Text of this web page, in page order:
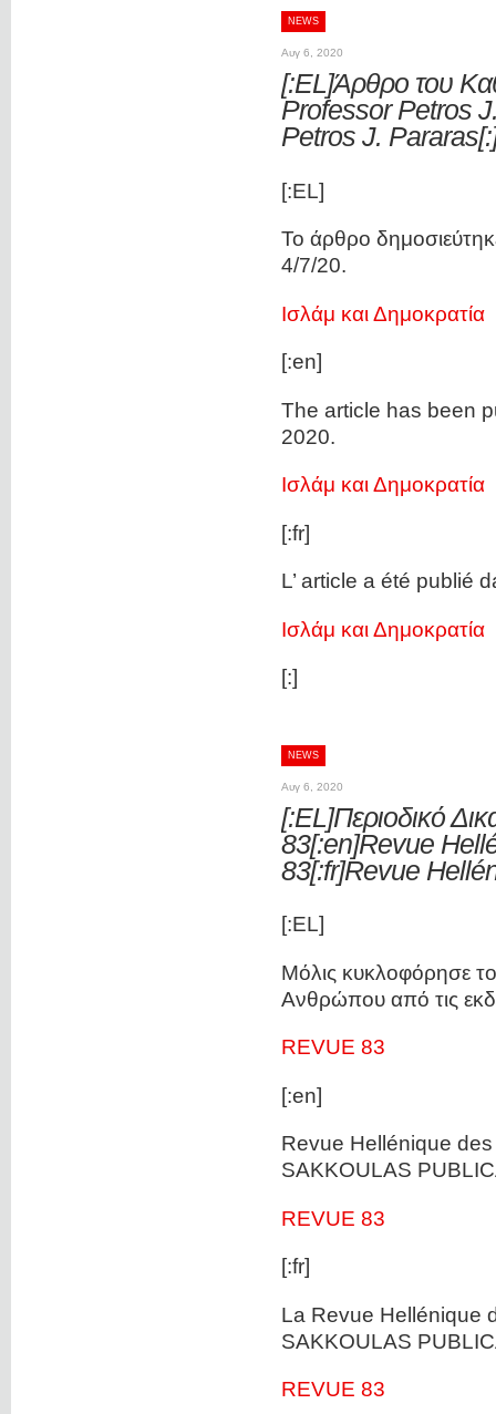
NEWS
Αυγ 6, 2020
[:EL]Άρθρο του
Professor Petros
Petros J.
[:EL]
Το άρθρο
4/7/20.
Ισλάμ και Δημοκρατία
[:en]
The article has been
2020.
Ισλάμ και Δημοκρατία
[:fr]
L’ article a été publié
Ισλάμ και Δημοκρατία
[:]
NEWS
Αυγ 6, 2020
[:EL]Περιοδικό
83[:en]Revue
83[:fr]Revue
[:EL]
Μόλις κυκλοφόρησε
Ανθρώπου από τις
REVUE 83
[:en]
Revue Hellénique
SAKKOULAS
REVUE 83
[:fr]
La Revue Hellénique
SAKKOULAS
REVUE 83